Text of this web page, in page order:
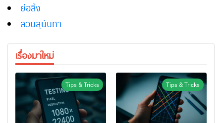
ย่อลิ้ง
สวนสุนันทา
เรื่องมาใหม่
Tips & Tricks Tips & Tricks